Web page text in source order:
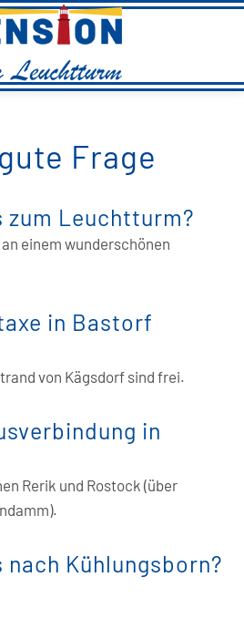
Frage
zum Leuchtturm?
einem wunderschönen
in Bastorf
von Kägsdorf sind frei.
in
Rerik und Rostock (über
Kühlungsborn?